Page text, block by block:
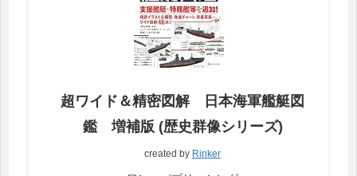
超ワイド＆精密図解 日本海軍艦艇図
鑑 増補版 (歴史群像シリーズ)
created by Rinker